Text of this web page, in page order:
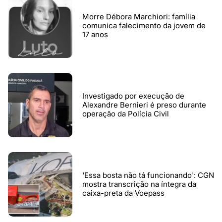
Morre Débora Marchiori: família
comunica falecimento da jovem de
17 anos
Investigado por execução de
Alexandre Bernieri é preso durante
operação da Polícia Civil
'Essa bosta não tá funcionando': CGN
mostra transcrição na íntegra da
caixa-preta da Voepass